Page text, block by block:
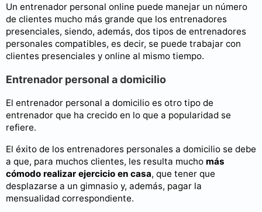
Un entrenador personal online puede manejar un número
de clientes mucho más grande que los entrenadores
presenciales, siendo, además, dos tipos de entrenadores
personales compatibles, es decir, se puede trabajar con
clientes presenciales y online al mismo tiempo.
Entrenador personal a domicilio
El entrenador personal a domicilio es otro tipo de
entrenador que ha crecido en lo que a popularidad se
refiere.
El éxito de los entrenadores personales a domicilio se debe
a que, para muchos clientes, les resulta mucho más
cómodo realizar ejercicio en casa, que tener que
desplazarse a un gimnasio y, además, pagar la
mensualidad correspondiente.